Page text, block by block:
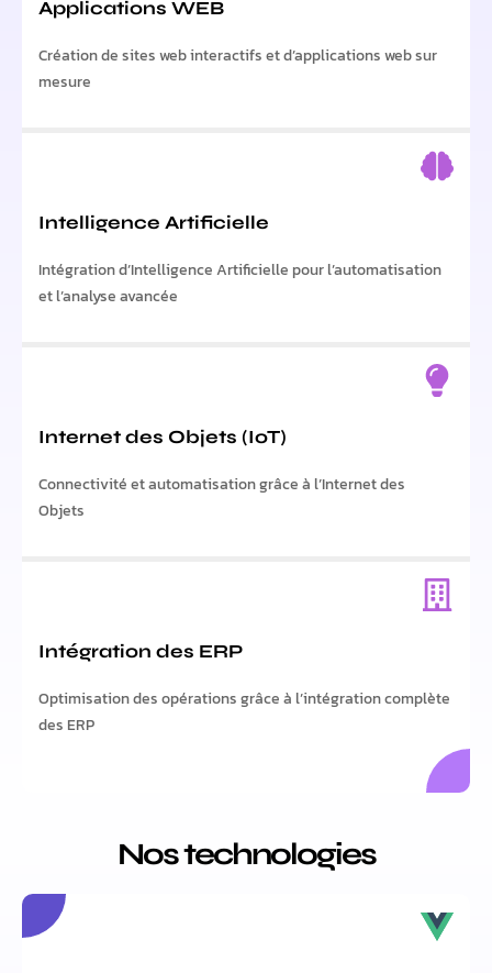
Applications WEB
Création de sites web interactifs et d’applications web sur
mesure
Intelligence Artificielle
Intégration d’Intelligence Artificielle pour l’automatisation
et l’analyse avancée
Internet des Objets (IoT)
Connectivité et automatisation grâce à l’Internet des
Objets
Intégration des ERP
Optimisation des opérations grâce à l’intégration complète
des ERP
Nos technologies